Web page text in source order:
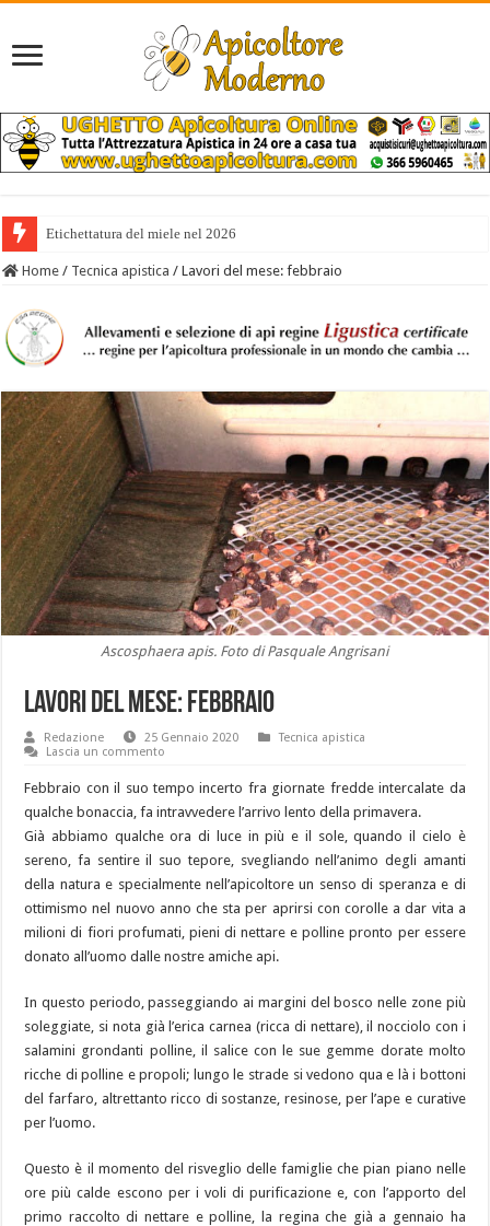
Etichettatura del miele nel 2026
Home / Tecnica apistica / Lavori del mese: febbraio
Ascosphaera apis. Foto di Pasquale Angrisani
Lavori del mese: febbraio
Redazione 25 Gennaio 2020
Tecnica apistica
Lascia un commento
Febbraio con il suo tempo incerto fra giornate fredde intercalate da
qualche bonaccia, fa intravvedere l’arrivo lento della primavera.
Già abbiamo qualche ora di luce in più e il sole, quando il cielo è
sereno, fa sentire il suo tepore, svegliando nell’animo degli amanti
della natura e specialmente nell’apicoltore un senso di speranza e di
ottimismo nel nuovo anno che sta per aprirsi con corolle a dar vita a
milioni di fiori profumati, pieni di nettare e polline pronto per essere
donato all’uomo dalle nostre amiche api.
In questo periodo, passeggiando ai margini del bosco nelle zone più
soleggiate, si nota già l’erica carnea (ricca di nettare), il nocciolo con i
salamini grondanti polline, il salice con le sue gemme dorate molto
ricche di polline e propoli; lungo le strade si vedono qua e là i bottoni
del farfaro, altrettanto ricco di sostanze, resinose, per l’ape e curative
per l’uomo.
Questo è il momento del risveglio delle famiglie che pian piano nelle
ore più calde escono per i voli di purificazione e, con l’apporto del
primo raccolto di nettare e polline, la regina che già a gennaio ha